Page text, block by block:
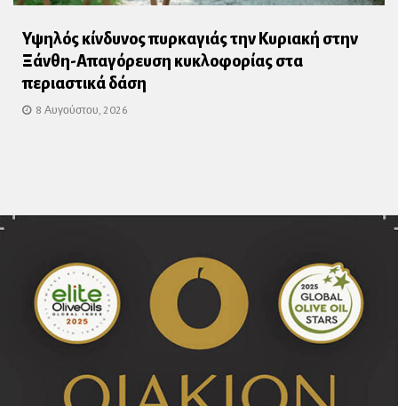
Υψηλός κίνδυνος πυρκαγιάς την Κυριακή στην
Ξάνθη-Απαγόρευση κυκλοφορίας στα
περιαστικά δάση
8 Αυγούστου, 2026